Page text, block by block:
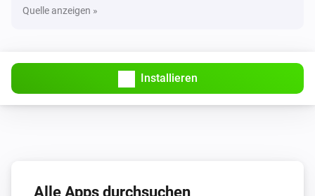
Quelle anzeigen »
Installieren
Alle Apps durchsuchen